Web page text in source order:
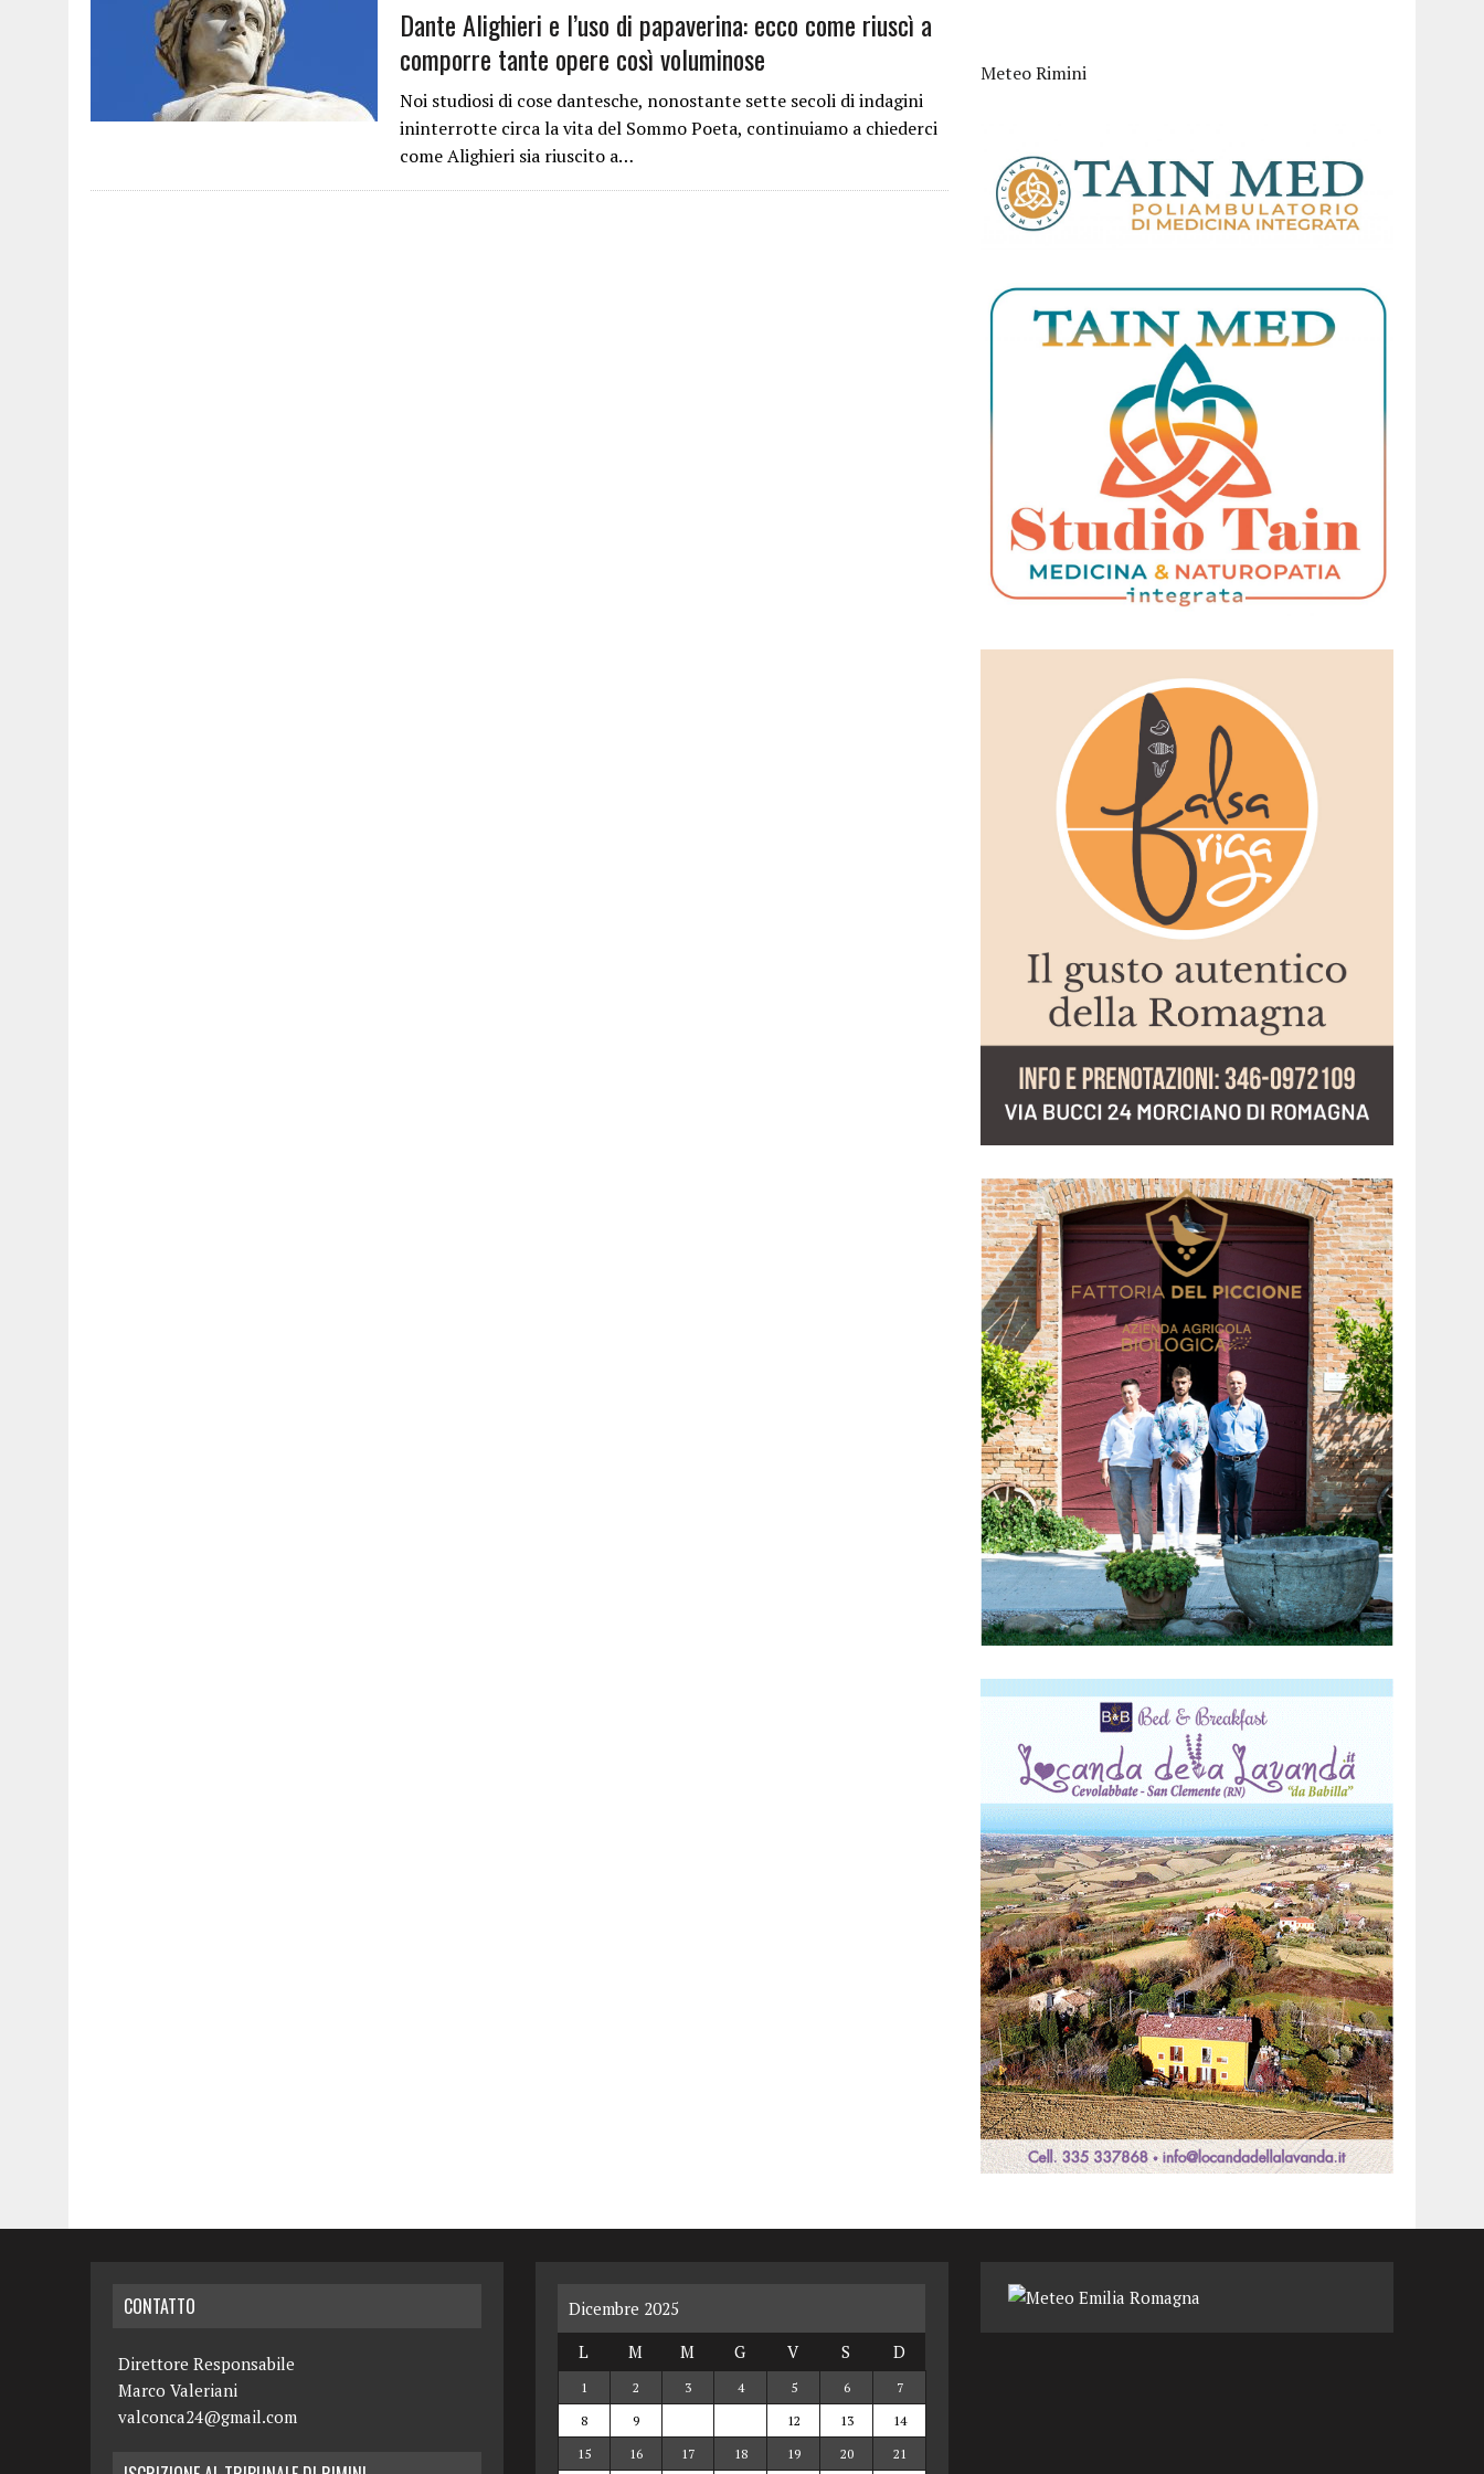
Dante Alighieri e l’uso di papaverina: ecco come riuscì a
comporre tante opere così voluminose
Noi studiosi di cose dantesche, nonostante sette secoli di indagini
ininterrotte circa la vita del Sommo Poeta, continuiamo a chiederci
come Alighieri sia riuscito a…
Meteo Rimini
CONTATTO
Direttore Responsabile
Marco Valeriani
valconca24@gmail.com
Dicembre 2025
L
M M G V S D
1 2 3 4 5 6
7
8
9 12 13
14
15
16 17 18 19 20 21